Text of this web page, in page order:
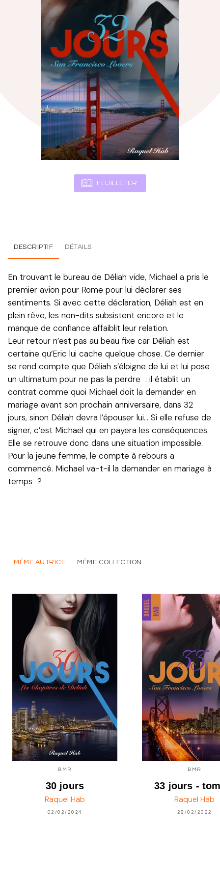
FEUILLETER
DESCRIPTIF DÉTAILS
En trouvant le bureau de Déliah vide, Michael a pris le
premier avion pour Rome pour lui déclarer ses
sentiments. Si avec cette déclaration, Déliah est en
plein rêve, les non-dits subsistent encore et le
manque de confiance affaiblit leur relation.
Leur retour n’est pas au beau fixe car Déliah est
certaine qu’Eric lui cache quelque chose. Ce dernier
se rend compte que Déliah s’éloigne de lui et lui pose
un ultimatum pour ne pas la perdre : il établit un
contrat comme quoi Michael doit la demander en
mariage avant son prochain anniversaire, dans 32
jours, sinon Déliah devra l’épouser lui… Si elle refuse de
signer, c’est Michael qui en payera les conséquences.
Elle se retrouve donc dans une situation impossible.
Pour la jeune femme, le compte à rebours a
commencé. Michael va-t-il la demander en mariage à
temps ?
MÊME AUTRICE MÊME COLLECTION
BMR
30 jours
Raquel Hab
02/02/2024
BMR
33 jours -
Raquel Hab
28/02/2022